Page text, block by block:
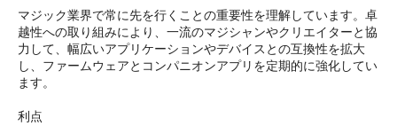
マジック業界で常に先を行くことの重要性を理解しています。卓
越性への取り組みにより、一流のマジシャンやクリエイターと協
力して、幅広いアプリケーションやデバイスとの互換性を拡大
し、ファームウェアとコンパニオンアプリを定期的に強化してい
ます。
利点